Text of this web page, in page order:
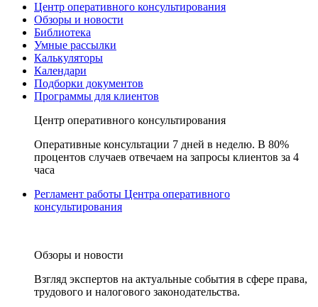
Центр оперативного консультирования
Обзоры и новости
Библиотека
Умные рассылки
Калькуляторы
Календари
Подборки документов
Программы для клиентов
Центр оперативного консультирования
Оперативные консультации 7 дней в неделю. В 80%
процентов случаев отвечаем на запросы клиентов за 4
часа
Регламент работы Центра оперативного
консультирования
Обзоры и новости
Взгляд экспертов на актуальные события в сфере права,
трудового и налогового законодательства.